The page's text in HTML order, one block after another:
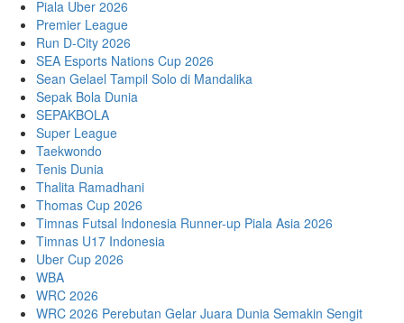
Piala Uber 2026
Premier League
Run D-City 2026
SEA Esports Nations Cup 2026
Sean Gelael Tampil Solo di Mandalika
Sepak Bola Dunia
SEPAKBOLA
Super League
Taekwondo
Tenis Dunia
Thalita Ramadhani
Thomas Cup 2026
Timnas Futsal Indonesia Runner-up Piala Asia 2026
Timnas U17 Indonesia
Uber Cup 2026
WBA
WRC 2026
WRC 2026 Perebutan Gelar Juara Dunia Semakin Sengit